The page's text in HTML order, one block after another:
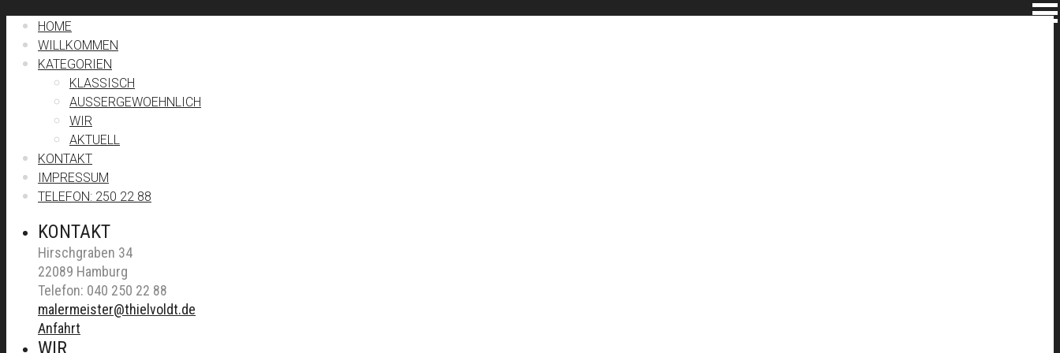
HOME
WILLKOMMEN
KATEGORIEN
KLASSISCH
AUSSERGEWOEHNLICH
WIR
AKTUELL
KONTAKT
IMPRESSUM
TELEFON: 250 22 88
KONTAKT
Hirschgraben 34
22089 Hamburg
Telefon: 040 250 22 88
malermeister@thielvoldt.de
Anfahrt
WIR